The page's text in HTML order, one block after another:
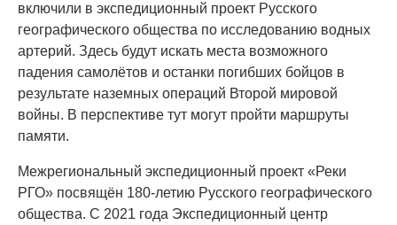
включили в экспедиционный проект Русского
географического общества по исследованию водных
артерий. Здесь будут искать места возможного
падения самолётов и останки погибших бойцов в
результате наземных операций Второй мировой
войны. В перспективе тут могут пройти маршруты
памяти.
Межрегиональный экспедиционный проект «Реки
РГО» посвящён 180-летию Русского географического
общества. С 2021 года Экспедиционный центр